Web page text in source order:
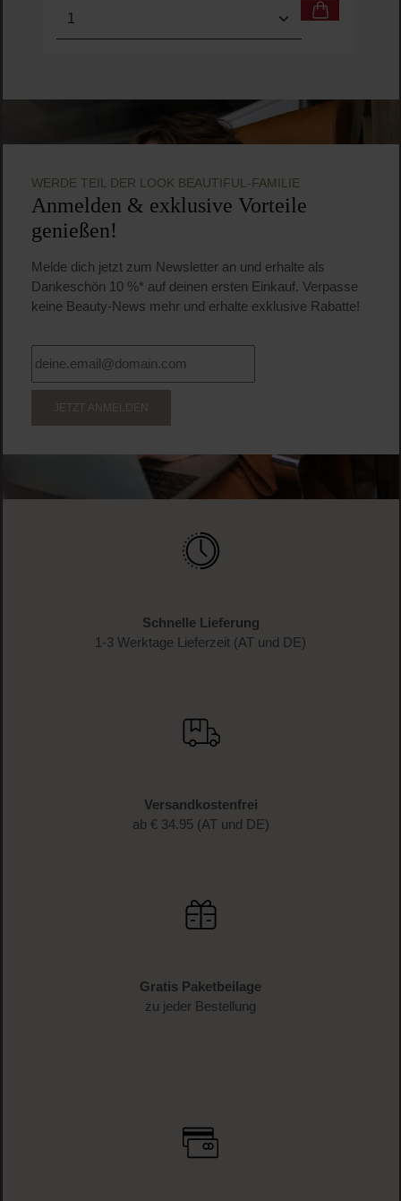
Produkt Anzahl: Gib den gewünschten Wert
WERDE TEIL DER LOOK BEAUTIFUL-FAMILIE
Anmelden & exklusive Vorteile
genießen!
Melde dich jetzt zum Newsletter an und erhalte als
Dankeschön 10 %* auf deinen ersten Einkauf. Verpasse
keine Beauty-News mehr und erhalte exklusive Rabatte!
JETZT ANMELDEN
Schnelle Lieferung
1-3 Werktage Lieferzeit (AT und DE)
Versandkostenfrei
ab € 34.95 (AT und DE)
Gratis Paketbeilage
zu jeder Bestellung